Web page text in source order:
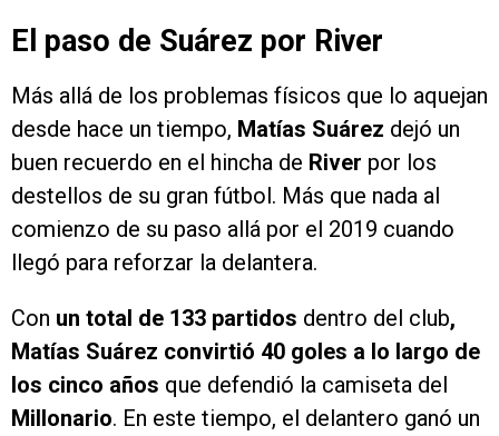
El paso de Suárez por River
Más allá de los problemas físicos que lo aquejan
desde hace un tiempo, Matías Suárez dejó un
buen recuerdo en el hincha de River por los
destellos de su gran fútbol. Más que nada al
comienzo de su paso allá por el 2019 cuando
llegó para reforzar la delantera.
Con un total de 133 partidos dentro del club,
Matías Suárez convirtió 40 goles a lo largo de
los cinco años que defendió la camiseta del
Millonario. En este tiempo, el delantero ganó un